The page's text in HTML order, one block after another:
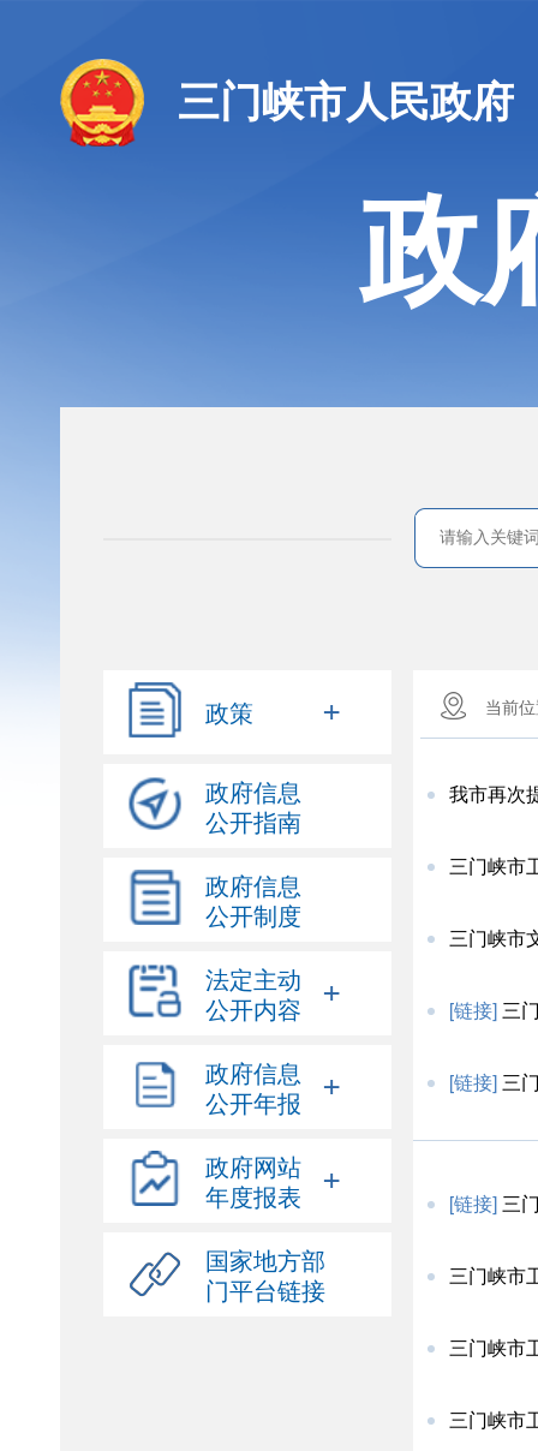
三门峡市人民政府
政
政策 +
政府信息
公开指南
政府信息
公开制度
法定主动
公开内容
+
政府信息
公开年报
+
政府网站
年度报表
+
国家地方部
门平台链接
当前
我市再次
三门峡市
三门峡市
[链接]三
[链接]三
[链接]三
三门峡市
三门峡市
三门峡市